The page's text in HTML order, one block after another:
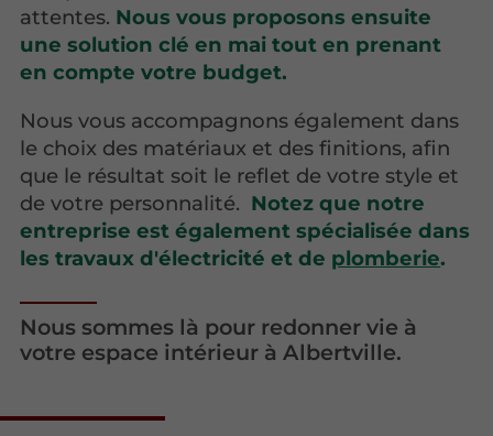
attentes. Nous vous proposons ensuite
une solution clé en mai tout en prenant
en compte votre budget.
Nous vous accompagnons également dans
le choix des matériaux et des finitions, afin
que le résultat soit le reflet de votre style et
de votre personnalité. Notez que notre
entreprise est également spécialisée dans
les travaux d'électricité et de plomberie.
Nous sommes là pour redonner vie à
votre espace intérieur à Albertville.